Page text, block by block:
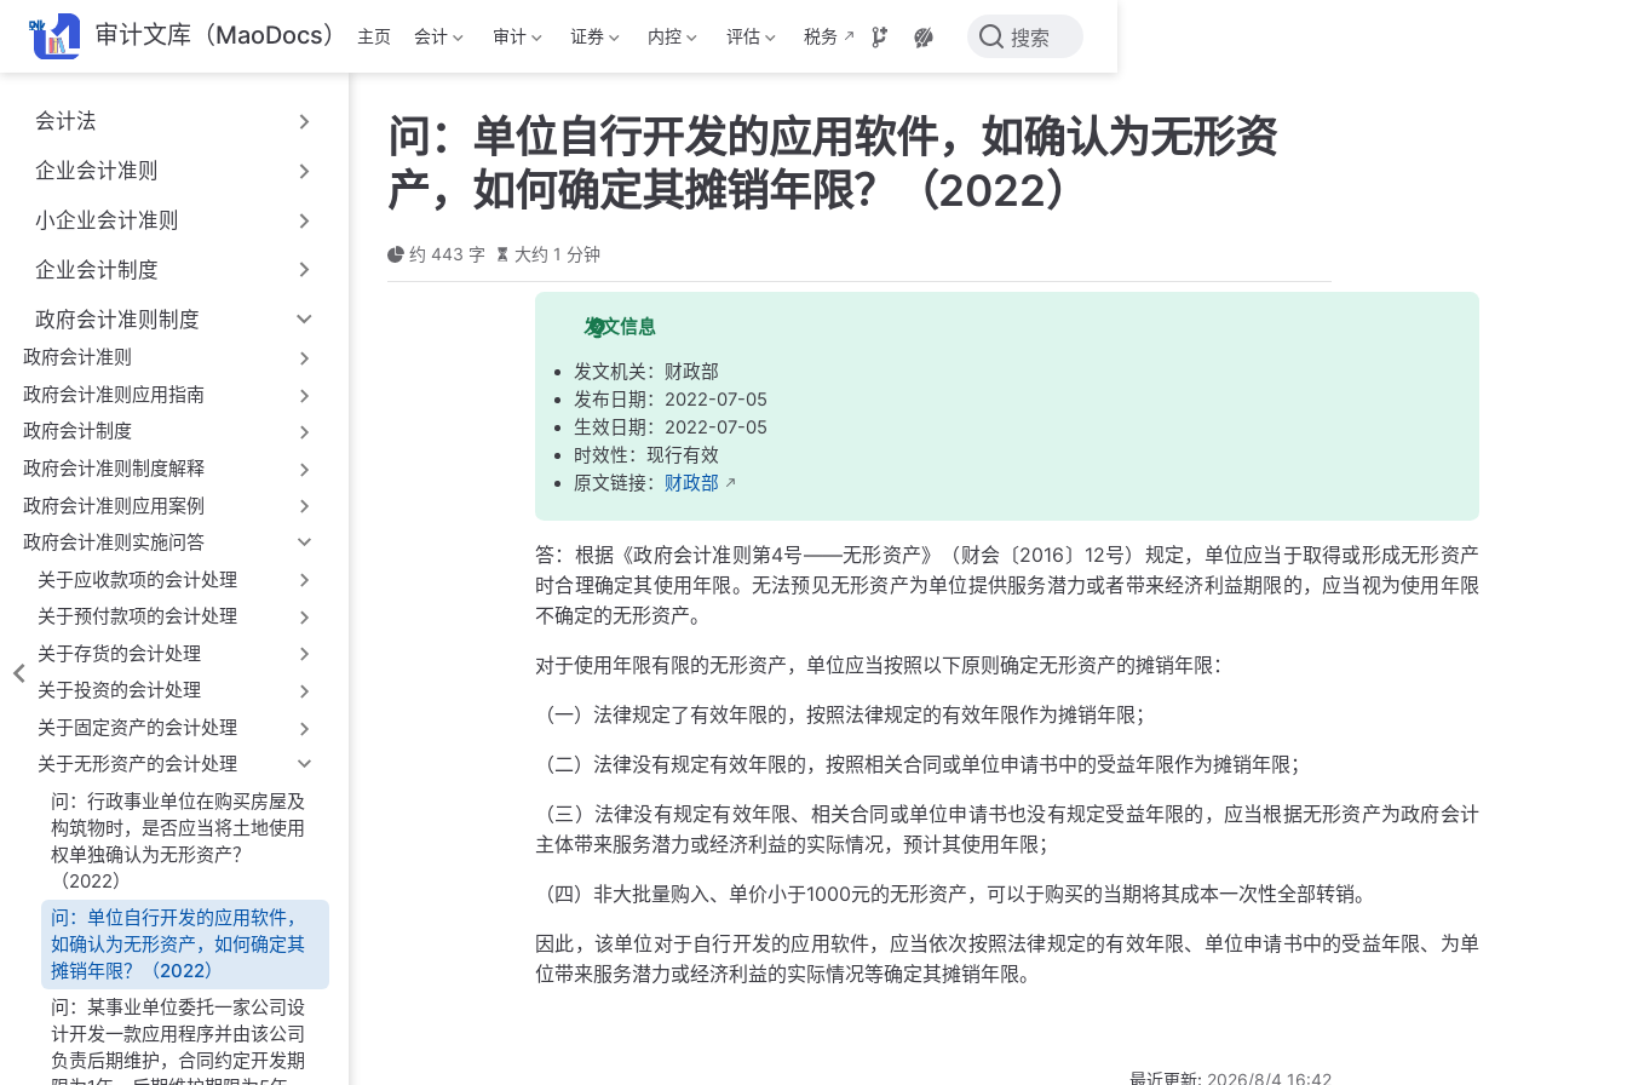
跳
至
主
內
容
审计文库（MaoDocs） 主页 会计 审计 证券 内控 评估 税务 搜索
会计法
企业会计准则
小企业会计准则
企业会计制度
政府会计准则制度
政府会计准则
政府会计准则应用指南
政府会计制度
政府会计准则制度解释
政府会计准则应用案例
政府会计准则实施问答
关于应收款项的会计处理
关于预付款项的会计处理
关于存货的会计处理
关于投资的会计处理
关于固定资产的会计处理
关于无形资产的会计处理
问：行政事业单位在购买房屋及
构筑物时，是否应当将土地使用
权单独确认为无形资产？
（2022）
问：单位自行开发的应用软件，
如确认为无形资产，如何确定其
摊销年限？（2022）
问：某事业单位委托一家公司设
计开发一款应用程序并由该公司
负责后期维护，合同约定开发期
问：单位自行开发的应用软件，如确认为无形资
产，如何确定其摊销年限？（2022）
约 443 字 大约 1 分钟
发文信息
发文机关：财政部
发布日期：2022-07-05
生效日期：2022-07-05
时效性：现行有效
原文链接： 财政部
答：根据《政府会计准则第4号——无形资产》（财会〔2016〕12号）规定，单位应当于取得或形成无形资产
时合理确定其使用年限。无法预见无形资产为单位提供服务潜力或者带来经济利益期限的，应当视为使用年限
不确定的无形资产。
对于使用年限有限的无形资产，单位应当按照以下原则确定无形资产的摊销年限：
（一）法律规定了有效年限的，按照法律规定的有效年限作为摊销年限；
（二）法律没有规定有效年限的，按照相关合同或单位申请书中的受益年限作为摊销年限；
（三）法律没有规定有效年限、相关合同或单位申请书也没有规定受益年限的，应当根据无形资产为政府会计
主体带来服务潜力或经济利益的实际情况，预计其使用年限；
（四）非大批量购入、单价小于1000元的无形资产，可以于购买的当期将其成本一次性全部转销。
因此，该单位对于自行开发的应用软件，应当依次按照法律规定的有效年限、单位申请书中的受益年限、为单
位带来服务潜力或经济利益的实际情况等确定其摊销年限。
最近更新: 2026/8/4 16:42